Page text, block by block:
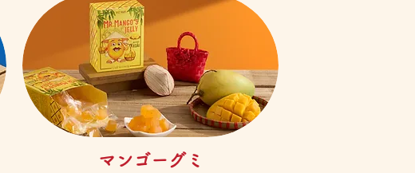
제품보기
マンゴーグミ